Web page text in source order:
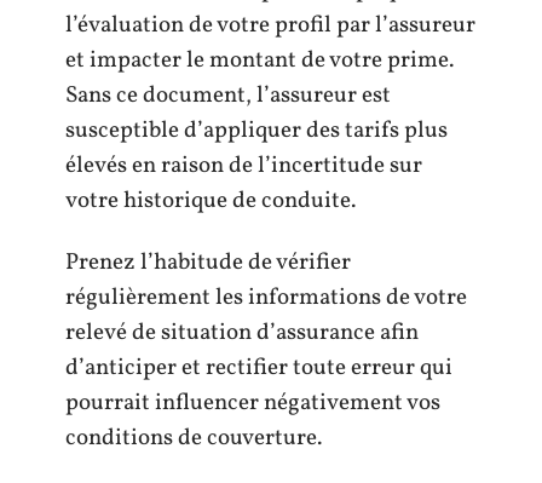
l’évaluation de votre profil par l’assureur
et impacter le montant de votre prime.
Sans ce document, l’assureur est
susceptible d’appliquer des tarifs plus
élevés en raison de l’incertitude sur
votre historique de conduite.
Prenez l’habitude de vérifier
régulièrement les informations de votre
relevé de situation d’assurance afin
d’anticiper et rectifier toute erreur qui
pourrait influencer négativement vos
conditions de couverture.